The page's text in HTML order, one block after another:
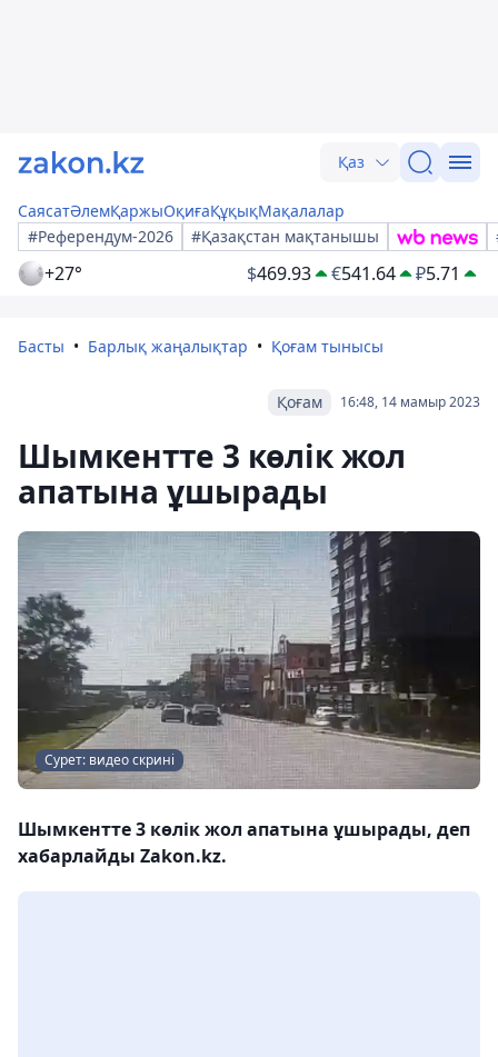
Қаз
СаясатӘлемҚаржыОқиғаҚұқықМақалалар
#Референдум-2026
#Қазақстан мақтанышы
+27° $469.93 €541.64 ₽5.71
Басты Барлық жаңалықтар Қоғам тынысы
16:48, 14 мамыр 2023
Қоғам
Шымкентте 3 көлік жол
апатына ұшырады
Сурет: видео скрині
Шымкентте 3 көлік жол апатына ұшырады, деп
хабарлайды Zakon.kz.